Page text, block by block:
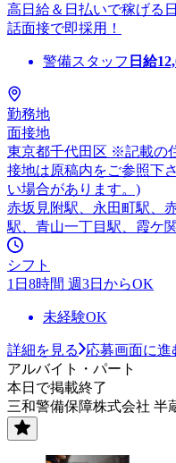
高日給＆日払いで稼げる
話面接で即採用！
警備スタッフ 日給
勤務地
面接地
東京都千代田区 ※記載の
接地は原稿内をご参照下
い場合があります。)
赤坂見附駅、永田町駅、
駅、青山一丁目駅、霞ケ
シフト
1日8時間 週3日からOK
未経験OK
詳細を見る
応募画面に進
アルバイト・パート
本日で掲載終了
三和警備保障株式会社 半